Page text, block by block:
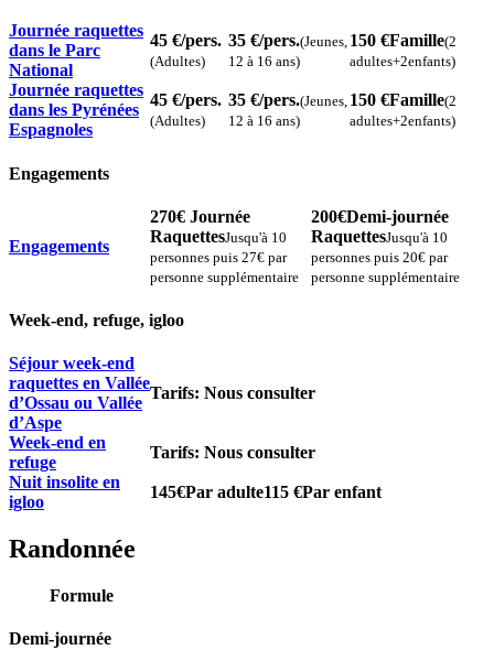
Journée raquettes
dans le Parc
National
45 €/pers.
(Adultes)
35 €/pers.(Jeunes,
12 à 16 ans)
150 €Famille(2
adultes+2enfants)
Journée raquettes
dans les Pyrénées
Espagnoles
45 €/pers.
(Adultes)
35 €/pers.(Jeunes,
12 à 16 ans)
150 €Famille(2
adultes+2enfants)
Engagements
Engagements
270€ Journée
RaquettesJusqu'à 10
personnes puis 27€ par
personne supplémentaire
200€Demi-journée
RaquettesJusqu'à 10
personnes puis 20€ par
personne supplémentaire
Week-end, refuge, igloo
Séjour week-end
raquettes en Vallée
d’Ossau ou Vallée
d’Aspe
Tarifs: Nous consulter
Week-end en
refuge
Tarifs: Nous consulter
Nuit insolite en
igloo
145€Par adulte115 €Par enfant
Randonnée
Formule
Demi-journée